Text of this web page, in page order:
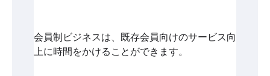
会員制ビジネスは、既存会員向けのサービス向
上に時間をかけることができます。